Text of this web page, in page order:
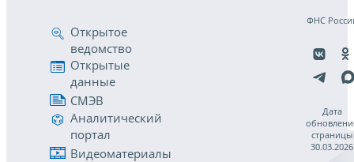
Открытое
ведомство
Открытые
данные
СМЭВ
Аналитический
портал
Видеоматериалы
ФНС
Дата
страницы
30.03.2026